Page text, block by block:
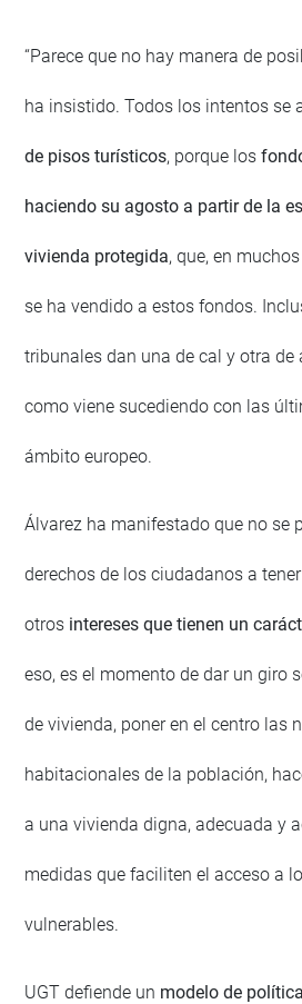
“Parece que no hay manera de
ha insistido. Todos los intentos se
de pisos turísticos, porque los
haciendo su agosto a partir de la
vivienda protegida, que, en
se ha vendido a estos fondos.
tribunales dan una de cal y otra de
como viene sucediendo con las
ámbito europeo.
Álvarez ha manifestado que no se
derechos de los ciudadanos a
otros intereses que tienen un
eso, es el momento de dar un giro
de vivienda, poner en el centro las
habitacionales de la población,
a una vivienda digna, adecuada y
medidas que faciliten el acceso a
vulnerables.
UGT defiende un modelo de